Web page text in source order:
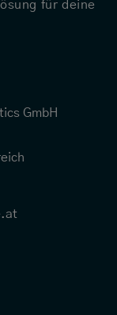
für deine
GmbH